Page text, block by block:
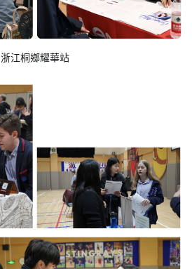
浙江桐鄉耀華站